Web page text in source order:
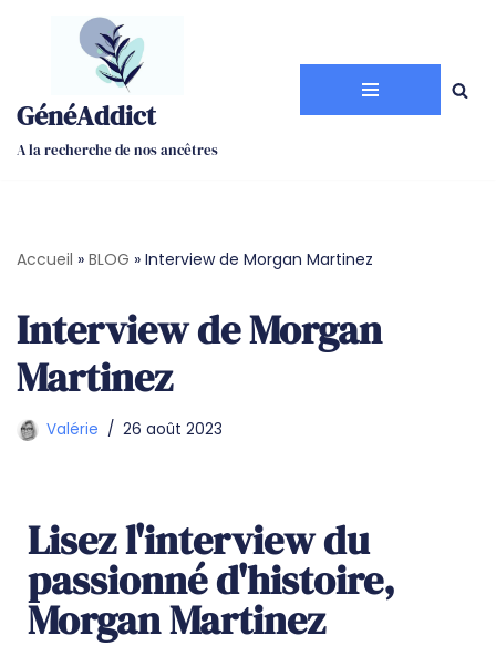
contenu
GénéAddict
A la recherche de nos ancêtres
Accueil » BLOG » Interview de Morgan Martinez
Interview de Morgan
Martinez
Valérie 26 août 2023
Lisez l'interview du
passionné d'histoire,
Morgan Martinez